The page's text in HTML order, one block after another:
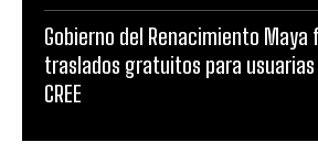
Gobierno del Renacimiento
traslados gratuitos para usuarias
CREE